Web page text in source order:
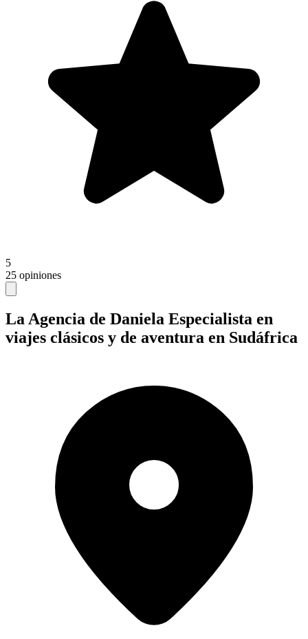
5
25 opiniones
La Agencia de Daniela Especialista en
viajes clásicos y de aventura en Sudáfrica